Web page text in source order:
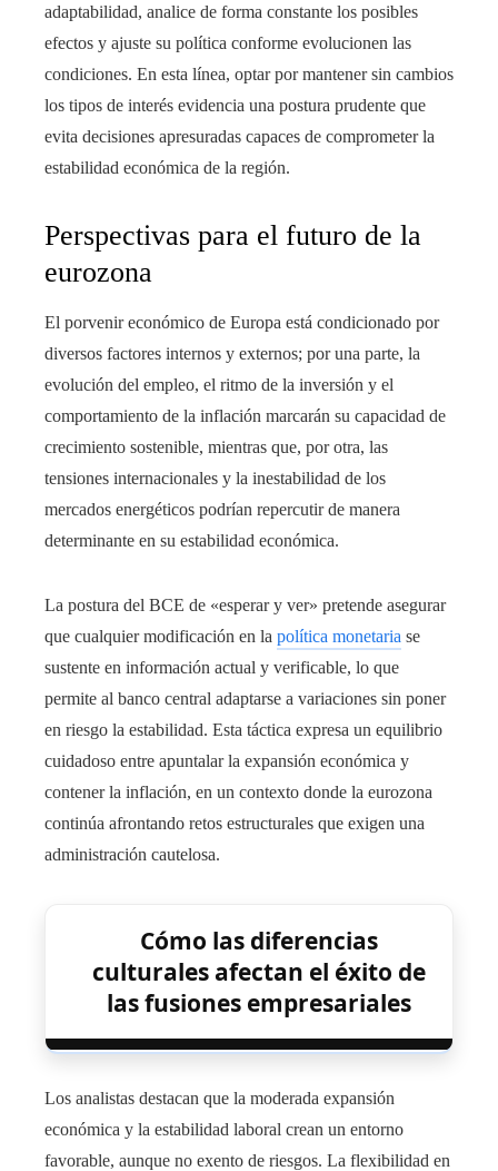
adaptabilidad, analice de forma constante los posibles
efectos y ajuste su política conforme evolucionen las
condiciones. En esta línea, optar por mantener sin cambios
los tipos de interés evidencia una postura prudente que
evita decisiones apresuradas capaces de comprometer la
estabilidad económica de la región.
Perspectivas para el futuro de la
eurozona
El porvenir económico de Europa está condicionado por
diversos factores internos y externos; por una parte, la
evolución del empleo, el ritmo de la inversión y el
comportamiento de la inflación marcarán su capacidad de
crecimiento sostenible, mientras que, por otra, las
tensiones internacionales y la inestabilidad de los
mercados energéticos podrían repercutir de manera
determinante en su estabilidad económica.
La postura del BCE de «esperar y ver» pretende asegurar
que cualquier modificación en la política monetaria se
sustente en información actual y verificable, lo que
permite al banco central adaptarse a variaciones sin poner
en riesgo la estabilidad. Esta táctica expresa un equilibrio
cuidadoso entre apuntalar la expansión económica y
contener la inflación, en un contexto donde la eurozona
continúa afrontando retos estructurales que exigen una
administración cautelosa.
Cómo las diferencias
culturales afectan el éxito de
las fusiones empresariales
Los analistas destacan que la moderada expansión
económica y la estabilidad laboral crean un entorno
favorable, aunque no exento de riesgos. La flexibilidad en